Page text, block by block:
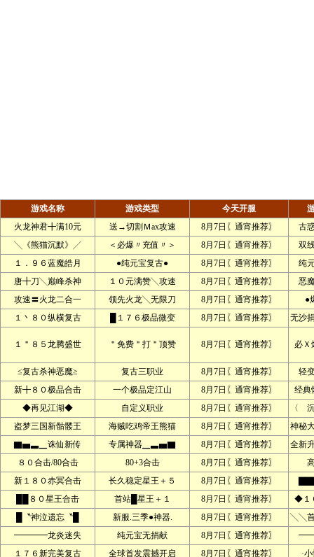
游戏名称 游戏类型 今天开服
火龙神君╋满10元
送→切割Ｍax攻速 8月7日〖通宵推荐〗
古
╲《熊猫沉默》╱
＜必爆〃充值〃＞ 8月7日〖通宵推荐〗
双
１．９６蓝魔皓月
●纯元宝复古● 8月7日〖通宵推荐〗
纯
唐╋刀╲巅峰杀神
１０元满赞╲攻速 8月7日〖通宵推荐〗
恶
攻速〓火龙二合一
领先火龙╲无限刀 8月7日〖通宵推荐〗
●
１丶８０纵横复古
█１７６极品微变 8月7日〖通宵推荐〗 无沙
１＂８５龙腾盛世 ＂免费＂打＂顶赞 8月7日〖通宵推荐〗 必Ｘ
≤复古杀神恶魔≥ 复古三职业 8月7日〖通宵推荐〗
轻
新╋８０极品合击
一个极品定江山 8月7日〖通宵推荐〗
经
◆再见江湖◆
自定义职业 8月7日〖通宵推荐〗
〈
盗梦三国新骷髅王
海贼吃鸡帝王熊猫 8月7日〖通宵推荐〗
神秘
▇▅▃▁诛仙新传
专属神器▁▃▅▇ 8月7日〖通宵推荐〗
全新
８０合击/80合击
80+3合击 8月7日〖通宵推荐〗
新１８０赤冥合击
长久稳定星王＋５ 8月7日〖通宵推荐〗
██８０星王合击
首站█星王＋１ 8月7日〖通宵推荐〗
◆１
█〝神泣遗忘〝█
新服.三季●神器. 8月7日〖通宵推荐〗
╲╲
━━━━龙炎迷失
纯元宝无捐献 8月7日〖通宵推荐〗
━━
１７６新完美复古
全球首发震撼开启 8月7日〖通宵推荐〗 ·